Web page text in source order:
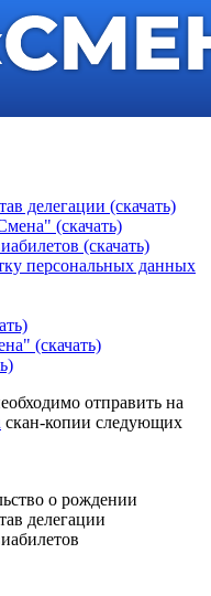
делегации (скачать)
(скачать)
(скачать)
персональных данных
(скачать)
отправить на
скан-копии следующих
о рождении
делегации